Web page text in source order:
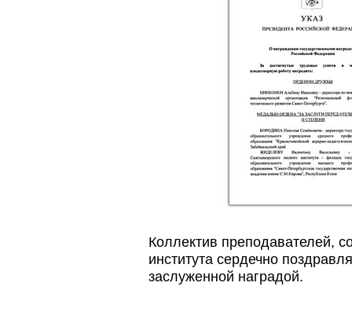
Коллектив преподавателей,
института сердечно
заслуженной наградой.